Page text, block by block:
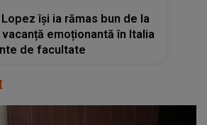
își ia rămas bun de la
emoționantă în Italia
de facultate